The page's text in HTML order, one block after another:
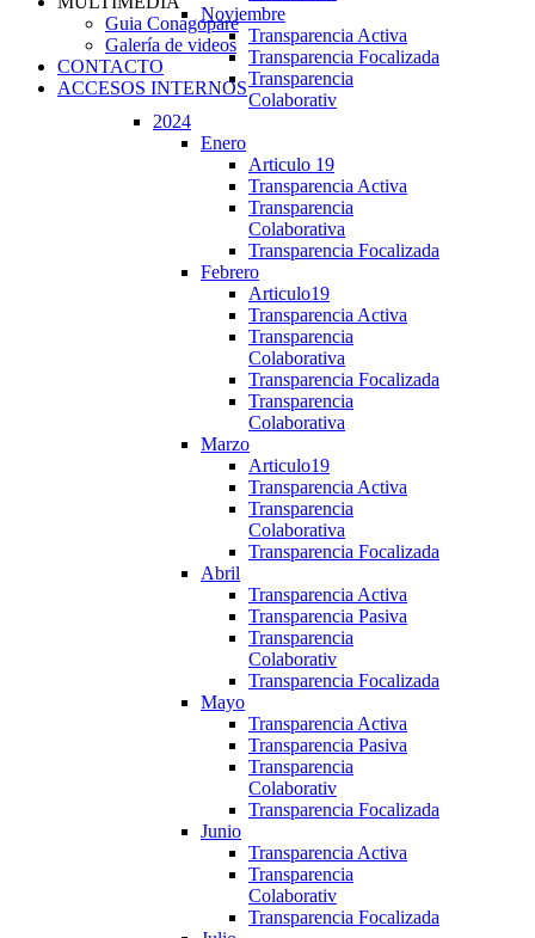
Noviembre
Transparencia Activa
Transparencia Focalizada
Transparencia
Colaborativ
2024
Enero
Articulo 19
Transparencia Activa
Transparencia
Colaborativa
Transparencia Focalizada
Febrero
Articulo19
Transparencia Activa
Transparencia
Colaborativa
Transparencia Focalizada
Transparencia
Colaborativa
Marzo
Articulo19
Transparencia Activa
Transparencia
Colaborativa
Transparencia Focalizada
Abril
Transparencia Activa
Transparencia Pasiva
Transparencia
Colaborativ
Transparencia Focalizada
Mayo
Transparencia Activa
Transparencia Pasiva
Transparencia
Colaborativ
Transparencia Focalizada
Junio
Transparencia Activa
Transparencia
Colaborativ
Transparencia Focalizada
Guia Conagopare
Galería de videos
CONTACTO
ACCESOS INTERNOS